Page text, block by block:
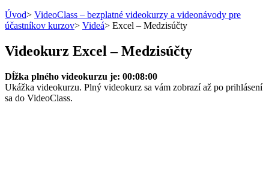
Úvod> VideoClass – bezplatné videokurzy a videonávody pre
účastníkov kurzov> Videá> Excel – Medzisúčty
Videokurz Excel – Medzisúčty
Dĺžka plného videokurzu je: 00:08:00
Ukážka videokurzu. Plný videokurz sa vám zobrazí až po prihlásení
sa do VideoClass.